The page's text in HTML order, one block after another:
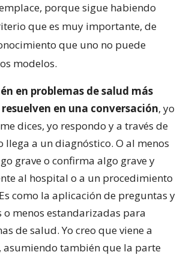
porque sigue habiendo
que es muy importante, de
que uno no puede
modelos.
en problemas de salud más
en una conversación, yo
dices, yo respondo y a través de
llega a un diagnóstico. O al menos
grave o confirma algo grave y
al hospital o a un procedimiento
como la aplicación de preguntas y
o menos estandarizadas para
de salud. Yo creo que viene a
asumiendo también que la parte